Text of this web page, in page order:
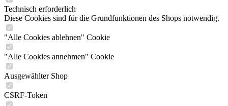
Technisch erforderlich
Diese Cookies sind für die Grundfunktionen des Shops notwendig.
"Alle Cookies ablehnen" Cookie
"Alle Cookies annehmen" Cookie
Ausgewählter Shop
CSRF-Token